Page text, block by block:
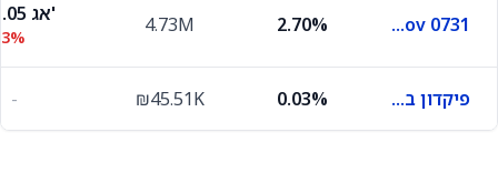
Ilgov 0731
2.70%
4.73M 101.05 אג'
פיקדון בבנק מסוים 0.03%
₪45.51K
-